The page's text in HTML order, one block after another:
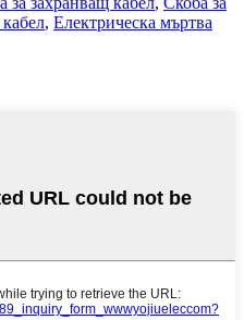
, Електрическа мъртва